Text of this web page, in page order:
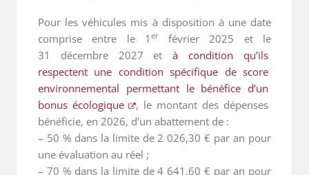
Pour les véhicules mis à disposition à une date
comprise entre le 1 erfévrier 2025 et le
31 décembre 2027 età condition qu’ils
respectent une condition spécifique de score
environnemental permettant le bénéfice d’un
bonus écologique
, le montant des dépenses
bénéficie, en 2026, d’un abattement de :
– 50 % dans la limite de 2 026,30 € par an pour
une évaluation au réel ;
– 70 % dans la limite de 4 641,60 € par an pour